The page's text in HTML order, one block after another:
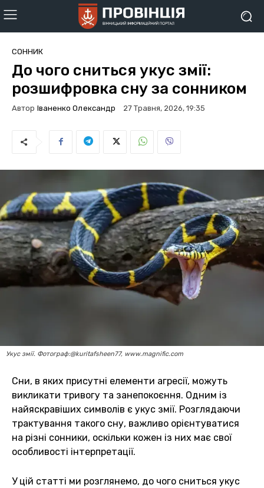
СОННИК
До чого сниться укус змії:
розшифровка сну за сонником
Автор Іваненко Олександр 27 Травня, 2026, 19:35
Укус змії. Фотограф:@kuritafsheen77, www.magnific.com
Сни, в яких присутні елементи агресії, можуть
викликати тривогу та занепокоєння. Одним із
найяскравіших символів є укус змії. Розглядаючи
трактування такого сну, важливо орієнтуватися
на різні сонники, оскільки кожен із них має свої
особливості інтерпретації.
У цій статті ми розглянемо, до чого сниться укус